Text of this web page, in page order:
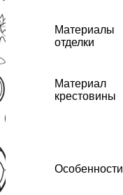
Материалы
отделки
Материал
крестовины
Особенности